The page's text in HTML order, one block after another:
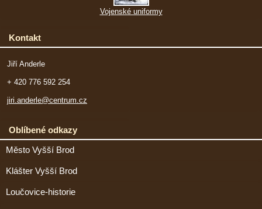
Vojenské uniformy
Kontakt
Jiří Anderle
+ 420 776 592 254
jiri.anderle@centrum.cz
Oblíbené odkazy
Město Vyšší Brod
Klášter Vyšší Brod
Loučovice-historie